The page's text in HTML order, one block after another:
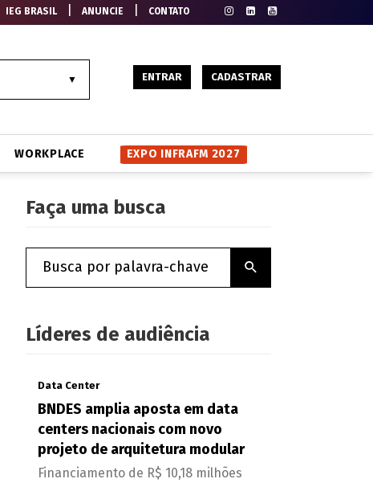
IEG BRASIL|ANUNCIE CONTATO
ENTRAR CADASTRAR
WORKPLACE EXPO INFRAFM 2027
Faça uma busca
Líderes de audiência
Data Center
BNDES amplia aposta em data
centers nacionais com novo
projeto de arquitetura modular
Financiamento de R$ 10,18 milhões